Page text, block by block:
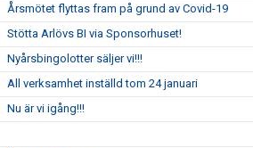
Årsmötet flyttas fram på grund av Covid-19
Stötta Arlövs BI via Sponsorhuset!
Nyårsbingolotter säljer vi!!!
All verksamhet inställd tom 24 januari
Nu är vi igång!!!